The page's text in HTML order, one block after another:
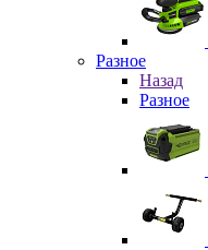
Разное
Назад
Разное